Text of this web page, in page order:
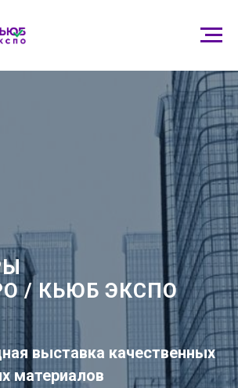
/ КЬЮБ ЭКСПО
выставка качественных
материалов